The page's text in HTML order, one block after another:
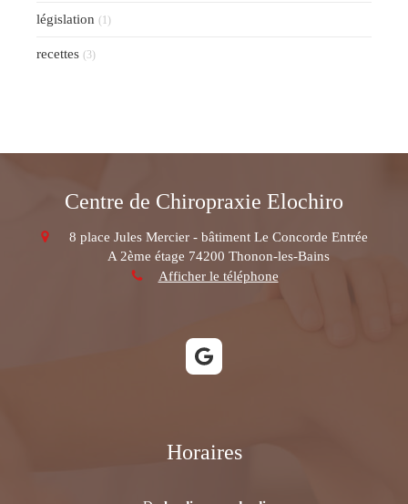
législation (1)
recettes (3)
Centre de Chiropraxie Elochiro
8 place Jules Mercier - bâtiment Le Concorde Entrée
A 2ème étage 74200 Thonon-les-Bains
Afficher le téléphone
Horaires